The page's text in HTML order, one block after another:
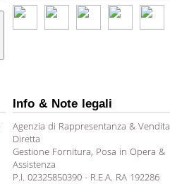
Info & Note legali
Agenzia di Rappresentanza & Vendita
Diretta
Gestione Fornitura, Posa in Opera &
Assistenza
P.I. 02325850390 - R.E.A. RA 192286